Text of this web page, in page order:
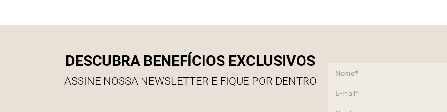
DESCUBRA BENEFÍCIOS EXCLUSIVOS
ASSINE NOSSA NEWSLETTER E FIQUE POR DENTRO